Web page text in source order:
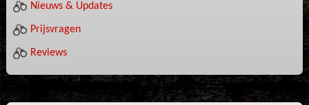
Nieuws & Updates
Prijsvragen
Reviews